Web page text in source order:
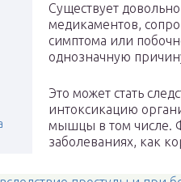
Существует
медикаментов,
симптома или
однозначную
Это может стать
интоксикацию
мышцы в том числе.
заболеваниях, как